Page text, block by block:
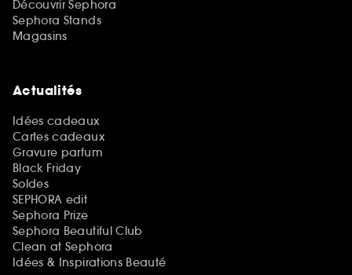
Découvrir Sephora
Sephora Stands
Magasins
Actualités
Idées cadeaux
Cartes cadeaux
Gravure parfum
Black Friday
Soldes
SEPHORA edit
Sephora Prize
Sephora Beautiful Club
Clean at Sephora
Idées & Inspirations Beauté